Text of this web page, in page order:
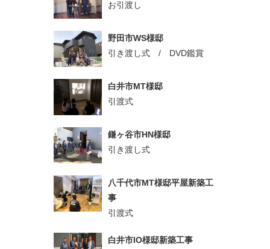
お引渡し
野田市WS様邸
引き渡し式 / DVD鑑賞
白井市MT様邸
引渡式
鎌ヶ谷市HN様邸
引き渡し式
八千代市MT様邸平屋新築工
事
引渡式
白井市IO様邸新築工事